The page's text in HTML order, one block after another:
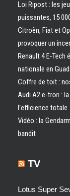
Loi Ripost : les
puissantes, 15
Citroën, Fiat et
provoquer un
Renault 4 E-Tech
nationale en
Coffre de toit :
Audi A2 e-tron :
l’efficience totale
Vidéo : la
bandit
TV
Lotus Super